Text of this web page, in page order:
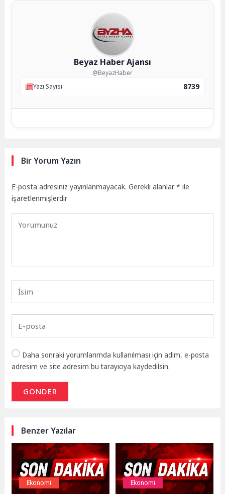
Beyaz Haber Ajansı
@BeyazHaber
Yazı Sayısı
8739
Bir Yorum Yazın
E-posta adresiniz yayınlanmayacak. Gerekli alanlar* ile
işaretlenmişlerdir
Daha sonraki yorumlarımda kullanılması için adım, e-posta
adresim ve site adresim bu tarayıcıya kaydedilsin.
GÖNDER
Benzer Yazılar
Ekonomi Ekonomi